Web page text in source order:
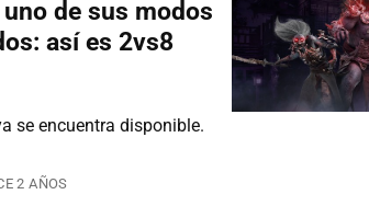
de sus modos
así es 2vs8
se encuentra disponible.
2 AÑOS